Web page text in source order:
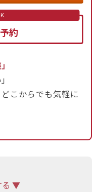
約
こからでも気軽に
る ▼